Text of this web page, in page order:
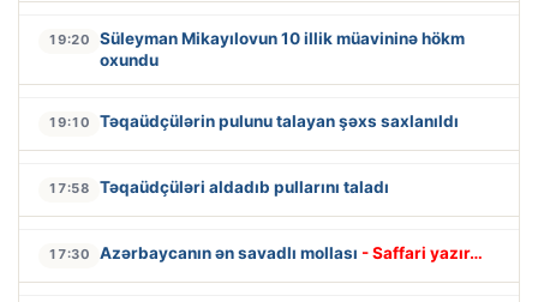
19:20
Süleyman Mikayılovun 10 illik müavininə hökm
oxundu
19:10 Təqaüdçülərin pulunu talayan şəxs saxlanıldı
17:58 Təqaüdçüləri aldadıb pullarını taladı
17:30 Azərbaycanın ən savadlı mollası - Saffari yazır…